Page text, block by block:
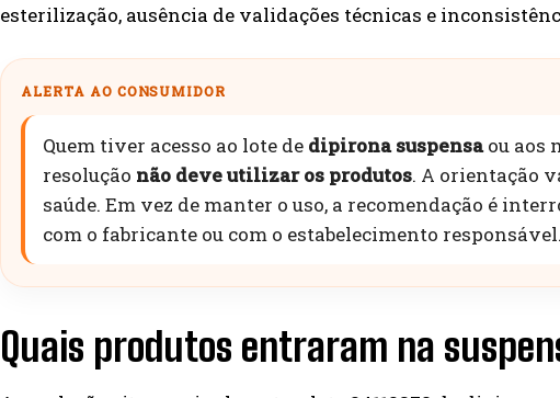
esterilização, ausência de validações técnicas e
ALERTA AO CONSUMIDOR
Quem tiver acesso ao lote de dipirona suspensaou aos
resolução não deve utilizar os produtos. A orientação
saúde. Em vez de manter o uso, a recomendação é
com o fabricante ou com o estabelecimento responsável.
Quais produtos entraram na